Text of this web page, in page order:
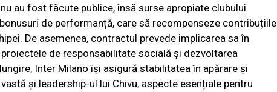
au fost făcute publice, însă surse apropiate clubului
de performanță, care să recompenseze contribuțiile
De asemenea, contractul prevede implicarea sa în
de responsabilitate socială și dezvoltarea
Inter Milano își asigură stabilitatea în apărare și
și leadership-ul lui Chivu, aspecte esențiale pentru